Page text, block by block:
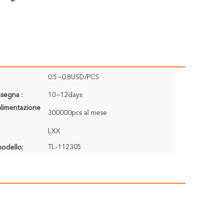
0.5~0.8USD/PCS
: 10~12days
300000pcs al mese
LXX
TL-112305